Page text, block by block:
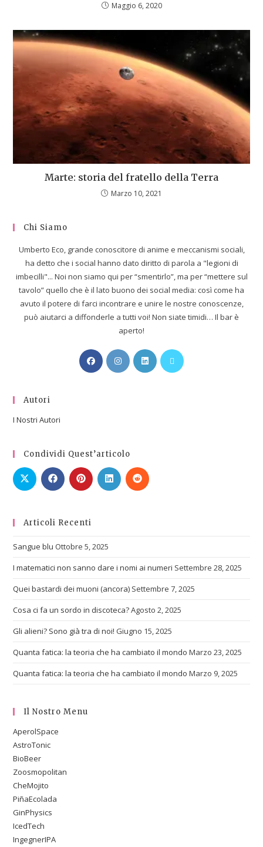
Maggio 6, 2020
Marte: storia del fratello della Terra
Marzo 10, 2021
Chi Siamo
Umberto Eco, grande conoscitore di anime e meccanismi sociali,
ha detto che i social hanno dato diritto di parola a "legioni di
imbecilli"... Noi non siamo qui per “smentirlo”, ma per “mettere sul
tavolo” quello che è il lato buono dei social media: così come ha
avuto il potere di farci incontrare e unire le nostre conoscenze,
può aiutarci a diffonderle a tutti voi! Non siate timidi… Il bar è
aperto!
Autori
I Nostri Autori
Condividi Quest’articolo
Articoli Recenti
Sangue blu Ottobre 5, 2025
I matematici non sanno dare i nomi ai numeri Settembre 28, 2025
Quei bastardi dei muoni (ancora) Settembre 7, 2025
Cosa ci fa un sordo in discoteca?Agosto 2, 2025
Gli alieni? Sono già tra di noi! Giugno 15, 2025
Quanta fatica: la teoria che ha cambiato il mondo Marzo 23, 2025
Quanta fatica: la teoria che ha cambiato il mondo Marzo 9, 2025
Il Nostro Menu
AperolSpace
AstroTonic
BioBeer
Zoosmopolitan
CheMojito
PiñaEcolada
GinPhysics
IcedTech
IngegnerIPA